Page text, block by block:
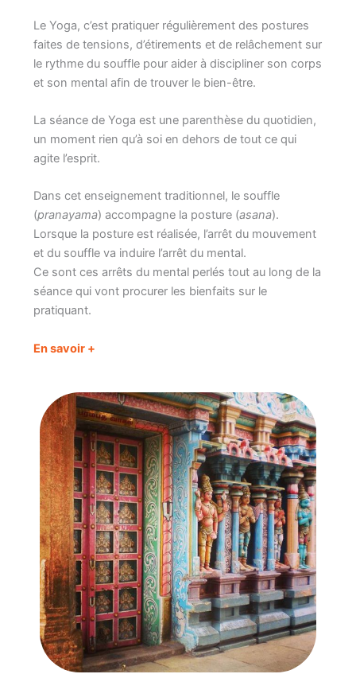
Le Yoga, c’est pratiquer régulièrement des postures
faites de tensions, d’étirements et de relâchement sur
le rythme du souffle pour aider à discipliner son corps
et son mental afin de trouver le bien-être.
La séance de Yoga est une parenthèse du quotidien,
un moment rien qu’à soi en dehors de tout ce qui
agite l’esprit.
Dans cet enseignement traditionnel, le souffle
(pranayama) accompagne la posture (asana).
Lorsque la posture est réalisée, l’arrêt du mouvement
et du souffle va induire l’arrêt du mental.
Ce sont ces arrêts du mental perlés tout au long de la
séance qui vont procurer les bienfaits sur le
pratiquant.
En savoir +